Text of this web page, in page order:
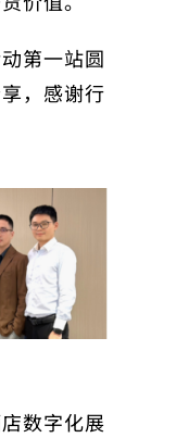
第一站圆
，感谢行
数字化展